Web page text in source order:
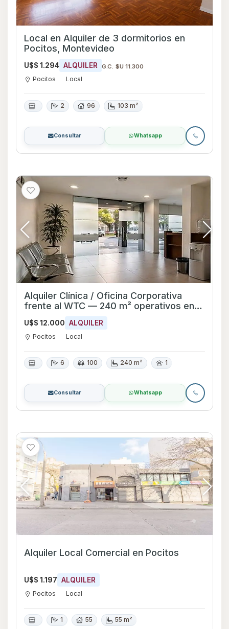
Local en Alquiler de 3 dormitorios en
Pocitos, Montevideo
U$S 1.294 ALQUILER G.C. $U 11.300
Pocitos Local
2 96 103 m²
Consultar Whatsapp
Alquiler Clínica / Oficina Corporativa
frente al WTC — 240 m² operativos en
U$S 12.000 ALQUILER
Pocitos Local
6 100 240 m² 1
Consultar Whatsapp
Alquiler Local Comercial en Pocitos
U$S 1.197 ALQUILER
Pocitos Local
1 55 55 m²